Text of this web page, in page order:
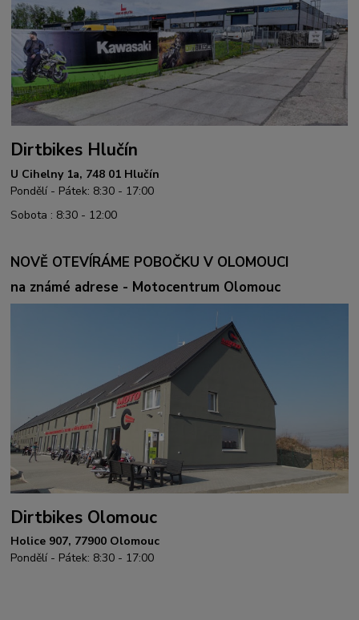
Dirtbikes Hlučín
U Cihelny 1a, 748 01 Hlučín
Pondělí - Pátek: 8:30 - 17:00
Sobota : 8:30 - 12:00
NOVĚ OTEVÍRÁME POBOČKU V OLOMOUCI
na známé adrese - Motocentrum Olomouc
Dirtbikes Olomouc
Holice 907, 77900 Olomouc
Pondělí - Pátek: 8:30 - 17:00